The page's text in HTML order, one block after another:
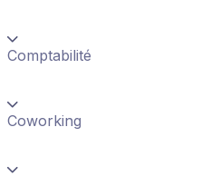
Comptabilité
Coworking